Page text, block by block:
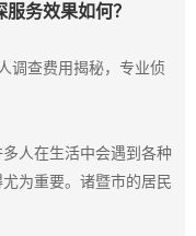
务效果如何？
调查费用揭秘，专业侦
人在生活中会遇到各种
为重要。诸暨市的居民